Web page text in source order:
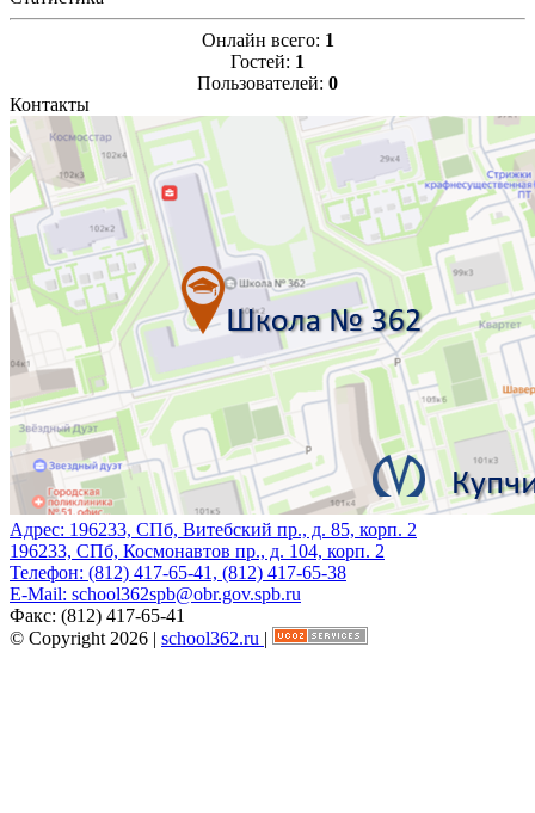
Онлайн всего: 1
Гостей: 1
Пользователей: 0
Контакты
Адрес: 196233, СПб, Витебский пр., д. 85, корп. 2
196233, СПб, Космонавтов пр., д. 104, корп. 2
Телефон: (812) 417-65-41, (812) 417-65-38
E-Mail: school362spb@obr.gov.spb.ru
Факс: (812) 417-65-41
© Copyright 2026 | school362.ru |